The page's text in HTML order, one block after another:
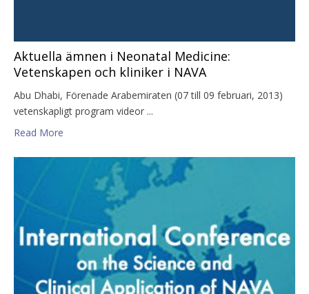
Aktuella ämnen i Neonatal Medicine:
Vetenskapen och kliniker i NAVA
Abu Dhabi, Förenade Arabemiraten (07 till 09 februari, 2013)
vetenskapligt program videor ...
Read More